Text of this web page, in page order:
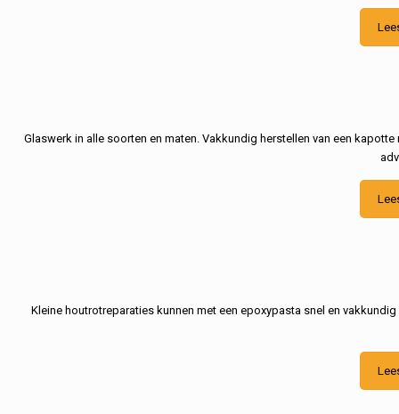
Glaswerk in alle soorten en maten. Vakkundig herstellen van een
Kleine houtrotreparaties kunnen met een epoxypasta snel en